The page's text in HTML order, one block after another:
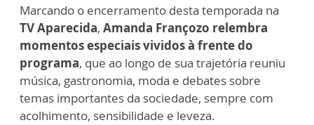
Marcando o encerramento desta temporada na
TV Aparecida, Amanda Françozo relembra
momentos especiais vividos à frente do
programa, que ao longo de sua trajetória reuniu
música, gastronomia, moda e debates sobre
temas importantes da sociedade, sempre com
acolhimento, sensibilidade e leveza.